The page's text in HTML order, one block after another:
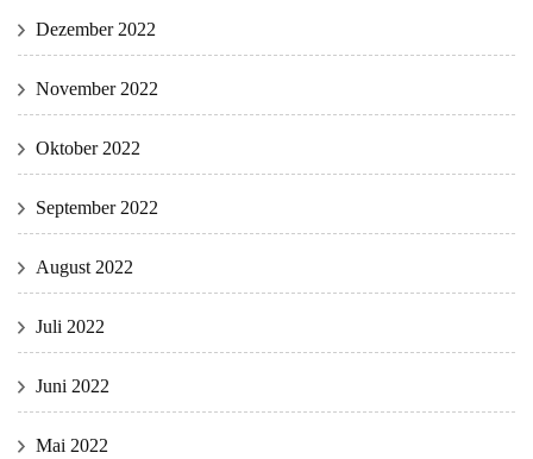
Dezember 2022
November 2022
Oktober 2022
September 2022
August 2022
Juli 2022
Juni 2022
Mai 2022